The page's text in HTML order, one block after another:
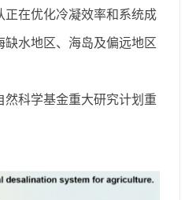
正在优化冷凝效率和系统成
缺水地区、海岛及偏远地区
然科学基金重大研究计划重